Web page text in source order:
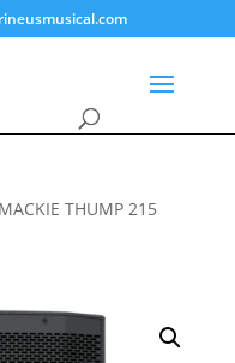
THUMP 215